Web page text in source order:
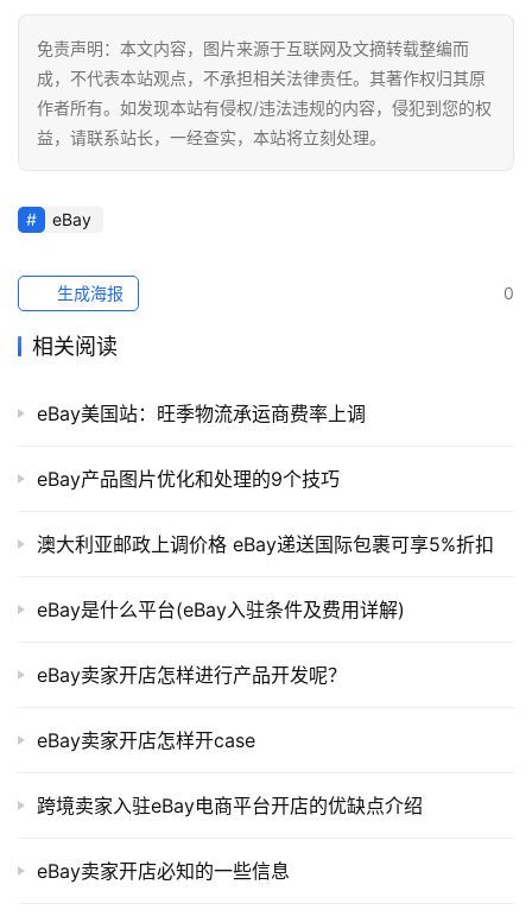
跨
境
导
航
免责声明：本文内容，图片来源于互联网及文摘转载整编而
成，不代表本站观点，不承担相关法律责任。其著作权归其原
作者所有。如发现本站有侵权/违法违规的内容，侵犯到您的权
益，请联系站长，一经查实，本站将立刻处理。
eBay
0
生成海报
相关阅读
eBay美国站：旺季物流承运商费率上调
eBay产品图片优化和处理的9个技巧
澳大利亚邮政上调价格 eBay递送国际包裹可享5%折扣
eBay是什么平台(eBay入驻条件及费用详解)
eBay卖家开店怎样进行产品开发呢？
eBay卖家开店怎样开case
跨境卖家入驻eBay电商平台开店的优缺点介绍
eBay卖家开店必知的一些信息